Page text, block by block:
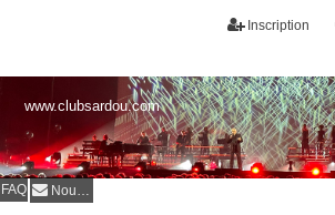
Inscription
www.clubsardou.com
FAQ Nous contacter